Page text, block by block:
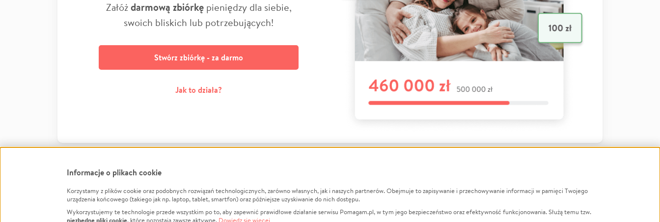
Załóżdarmową zbiórkępieniędzy dla siebie,
swoich bliskich lub potrzebujących!
Stwórz zbiórkę - za darmo
Jak to działa?
Informacje
Jak to działa?
O nas
Opinie
Zbieraj na
Leczenie LGBTQ+
Informacje o plikach cookie
Korzystamy z plików cookie oraz podobnych rozwiązań technologicznych, zarówno własnych, jak i naszych partnerów. Obejmuje to zapisywanie i przechowywanie informacji w pamięci Twojego
urządzenia końcowego (takiego jak np. laptop, tablet, smartfon) oraz późniejsze uzyskiwanie do nich dostępu.
Wykorzystujemy te technologie przede wszystkim po to, aby zapewnić prawidłowe działanie serwisu Pomagam.pl, w tym jego bezpieczeństwo oraz efektywność funkcjonowania. Służą temu tzw.
niezbędne pliki cookie